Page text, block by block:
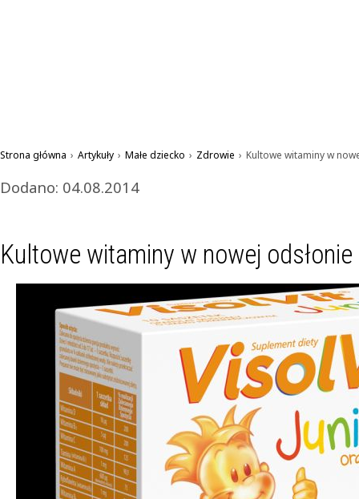
Strona główna › Artykuły › Małe dziecko › Zdrowie › Kultowe witaminy w
Dodano: 04.08.2014
Kultowe witaminy w nowej odsłonie